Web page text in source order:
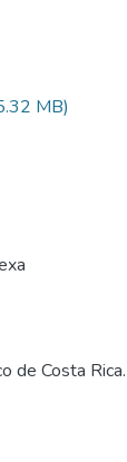
MB)
de Costa